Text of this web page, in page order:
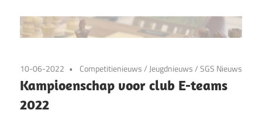
10-06-2022 Competitienieuws/Jeugdnieuws/SGS Nieuws
Kampioenschap voor club E-teams
2022